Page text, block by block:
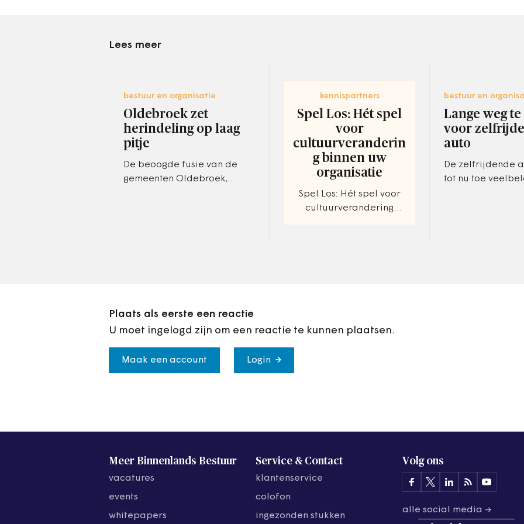
Lees meer
bestuur en organisatie
Oldebroek zet
herindeling op laag
pitje
De beoogde fusie van de
gemeenten Oldebroek,
kennispartners
Spel Los: Hét spel
voor
cultuurveranderin
g binnen uw
organisatie
Spel Los: Hét spel voor
cultuurverandering
bestuur en
Lange weg te
voor
auto
De zelfrijdende
tot nu toe
Plaats als eerste een reactie
U moet ingelogd zijn om een reactie te kunnen plaatsen.
Maak een account Login
Meer Binnenlands Bestuur
vacatures
events
whitepapers
Service & Contact
klantenservice
colofon
ingezonden stukken
Volg ons
alle social media →